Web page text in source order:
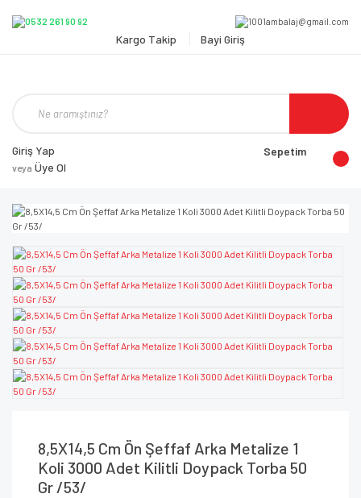
Kargo Takip Bayi Giriş
Giriş Yap
veya Üye Ol
Sepetim
8,5X14,5 Cm Ön Şeffaf Arka Metalize 1
Koli 3000 Adet Kilitli Doypack Torba 50
Gr /53/